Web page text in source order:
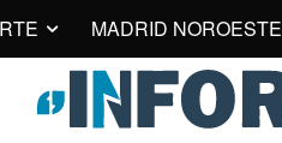
MADRID NOROESTE